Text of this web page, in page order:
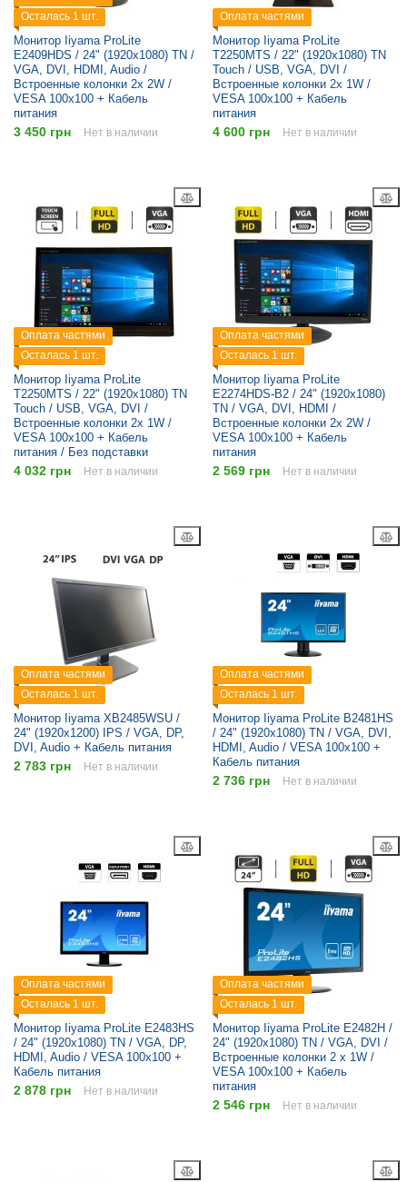
Осталась 1 шт.
Монитор Iiyama ProLite
E2409HDS / 24" (1920x1080) TN /
VGA, DVI, HDMI, Audio /
Встроенные колонки 2x 2W /
VESA 100x100 + Кабель
питания
3 450 грн Нет в наличии
Оплата частями
Монитор Iiyama ProLite
T2250MTS / 22" (1920x1080) TN
Touch / USB, VGA, DVI /
Встроенные колонки 2x 1W /
VESA 100x100 + Кабель
питания
4 600 грн Нет в наличии
Оплата частями
Осталась 1 шт.
Монитор Iiyama ProLite
T2250MTS / 22" (1920x1080) TN
Touch / USB, VGA, DVI /
Встроенные колонки 2x 1W /
VESA 100x100 + Кабель
питания / Без подставки
4 032 грн Нет в наличии
Оплата частями
Осталась 1 шт.
Монитор Iiyama ProLite
E2274HDS-B2 / 24" (1920x1080)
TN / VGA, DVI, HDMI /
Встроенные колонки 2x 2W /
VESA 100x100 + Кабель
питания
2 569 грн Нет в наличии
Оплата частями
Осталась 1 шт.
Монитор Iiyama XB2485WSU /
24" (1920x1200) IPS / VGA, DP,
DVI, Audio + Кабель питания
2 783 грн Нет в наличии
Оплата частями
Осталась 1 шт.
Монитор Iiyama ProLite B2481HS
/ 24" (1920x1080) TN / VGA, DVI,
HDMI, Audio / VESA 100x100 +
Кабель питания
2 736 грн Нет в наличии
Оплата частями
Осталась 1 шт.
Монитор Iiyama ProLite E2483HS
/ 24" (1920x1080) TN / VGA, DP,
HDMI, Audio / VESA 100x100 +
Кабель питания
2 878 грн Нет в наличии
Оплата частями
Осталась 1 шт.
Монитор Iiyama ProLite E2482H /
24" (1920x1080) TN / VGA, DVI /
Встроенные колонки 2 x 1W /
VESA 100x100 + Кабель
питания
2 546 грн Нет в наличии